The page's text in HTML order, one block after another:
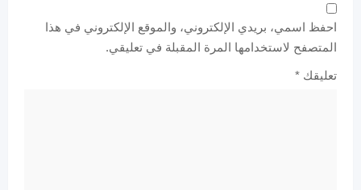
احفظ اسمي، بريدي الإلكتروني، والموقع الإلكتروني في هذا
المتصفح لاستخدامها المرة المقبلة في تعليقي.
تعليقك *